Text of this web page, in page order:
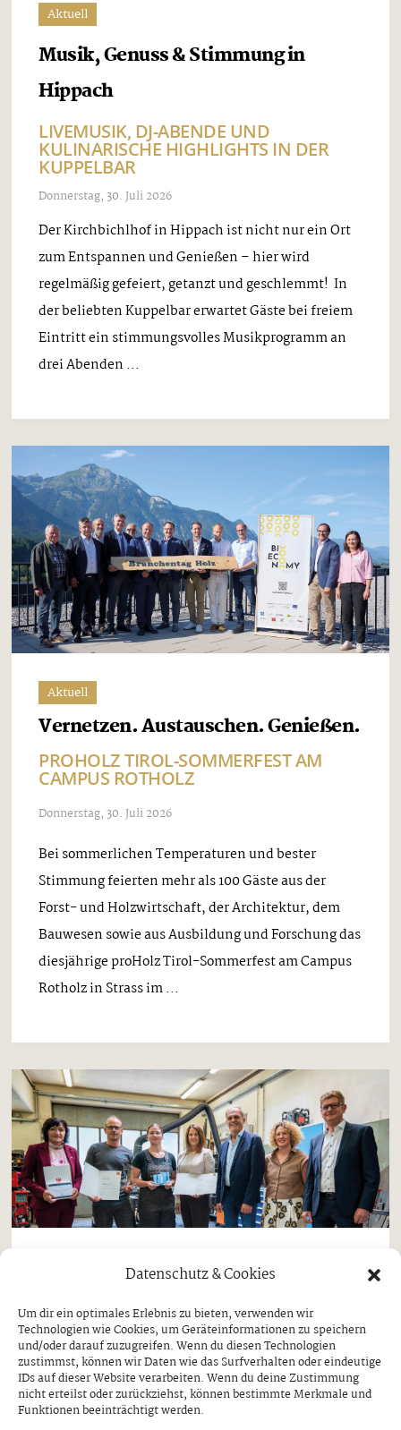
Datenschutz & Cookies
Um dir ein optimales Erlebnis zu bieten, verwenden wir
Technologien wie Cookies, um Geräteinformationen zu speichern
und/oder darauf zuzugreifen. Wenn du diesen Technologien
zustimmst, können wir Daten wie das Surfverhalten oder eindeutige
IDs auf dieser Website verarbeiten. Wenn du deine Zustimmung
nicht erteilst oder zurückziehst, können bestimmte Merkmale und
Funktionen beeinträchtigt werden.
Aktuell
Musik, Genuss & Stimmung in
Hippach
LIVEMUSIK, DJ-ABENDE UND
KULINARISCHE HIGHLIGHTS IN DER
KUPPELBAR
Donnerstag, 30. Juli 2026
Der Kirchbichlhof in Hippach ist nicht nur ein Ort
zum Entspannen und Genießen – hier wird
regelmäßig gefeiert, getanzt und geschlemmt! In
der beliebten Kuppelbar erwartet Gäste bei freiem
Eintritt ein stimmungsvolles Musikprogramm an
drei Abenden ...
Aktuell
Vernetzen. Austauschen. Genießen.
PROHOLZ TIROL-SOMMERFEST AM
CAMPUS ROTHOLZ
Donnerstag, 30. Juli 2026
Bei sommerlichen Temperaturen und bester
Stimmung feierten mehr als 100 Gäste aus der
Forst- und Holzwirtschaft, der Architektur, dem
Bauwesen sowie aus Ausbildung und Forschung das
diesjährige proHolz Tirol-Sommerfest am Campus
Rotholz in Strass im ...
„Lehrling des Monats“ kommt aus
Ginzling
MAGDALENA KERN ERHIELT
AUSZEICHNUNG DURCH ARBEITS- UND
JUGENDLANDESRÄTIN ASTRID MAIR